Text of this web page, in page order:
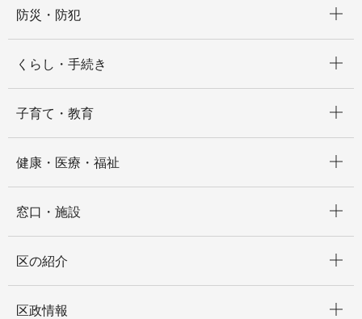
防災・防犯
くらし・手続き
子育て・教育
健康・医療・福祉
窓口・施設
区の紹介
区政情報